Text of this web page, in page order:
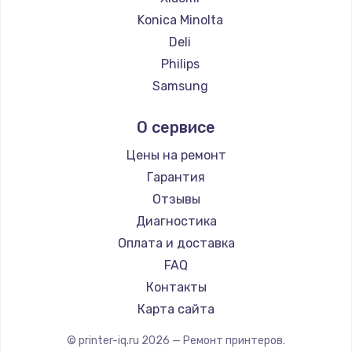
Замена температурного датчика
2500 руб.
Заказать
Замена электроконфорки
Техобслуживание
900 руб.
Заказать
Установка / подключение / демонтаж
1300 руб.
Заказать
Konica Minolta
Deli
Philips
Samsung
Lexmark
Sharp
TSC
Fujitsu
Godex
О сервисе
Цены на ремонт
Гарантия
Отзывы
Диагностика
Оплата и доставка
FAQ
Контакты
Карта сайта
© printer-iq.ru 2026 — Ремонт принтеров.